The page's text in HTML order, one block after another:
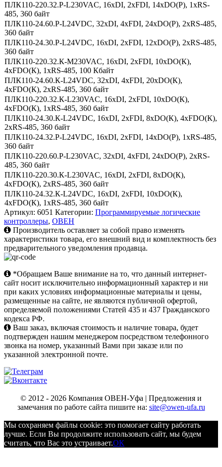
ПЛК110-220.32.Р-L230VAC, 16xDI, 2xFDI, 14xDO(Р), 1xRS-
485, 360 байт
ПЛК110-24.60.Р-L24VDC, 32xDI, 4xFDI, 24xDO(Р), 2xRS-485,
360 байт
ПЛК110-24.30.Р-L24VDC, 16xDI, 2xFDI, 12xDO(Р), 2xRS-485,
360 байт
ПЛК110-220.32.К-М230VAC, 16xDI, 2xFDI, 10xDO(К),
4xFDO(К), 1xRS-485, 100 Кбайт
ПЛК110-24.60.К-L24VDC, 32xDI, 4xFDI, 20xDO(К),
4xFDO(К), 2xRS-485, 360 байт
ПЛК110-220.32.К-L230VAC, 16xDI, 2xFDI, 10xDO(К),
4xFDO(К), 1xRS-485, 360 байт
ПЛК110-24.30.К-L24VDC, 16xDI, 2xFDI, 8xDO(К), 4xFDO(К),
2xRS-485, 360 байт
ПЛК110-24.32.Р-L24VDC, 16xDI, 2xFDI, 14xDO(Р), 1xRS-485,
360 байт
ПЛК110-220.60.Р-L230VAC, 32xDI, 4xFDI, 24xDO(Р), 2xRS-
485, 360 байт
ПЛК110-220.30.К-L230VAC, 16xDI, 2xFDI, 8xDO(К),
4xFDO(К), 2xRS-485, 360 байт
ПЛК110-24.32.К-L24VDC, 16xDI, 2xFDI, 10xDO(К),
4xFDO(К), 1xRS-485, 360 байт
Артикул: 6051 Категории: Программируемые логические
контроллеры, ОВЕН
Производитель оставляет за собой право изменять
характеристики товара, его внешний вид и комплектность без
предварительного уведомления продавца.
*Обращаем Ваше внимание на то, что данный интернет-
сайт носит исключительно информационный характер и ни
при каких условиях информационные материалы и цены,
размещенные на сайте, не являются публичной офертой,
определяемой положениями Статей 435 и 437 Гражданского
кодекса РФ.
Ваш заказ, включая стоимость и наличие товара, будет
подтвержден нашим менеджером посредством телефонного
звонка на номер, указанный Вами при заказе или по
указанной электронной почте.
© 2012 - 2026 Компания ОВЕН-Уфа | Предложения и
замечания по работе сайта пишите на: site@owen-ufa.ru
Мы cохраняем файлы cookie: это помогает сайту работать
лучше. Если Вы продолжите использовать сайт, мы будем
считать, что Вас это устраивает.ОК